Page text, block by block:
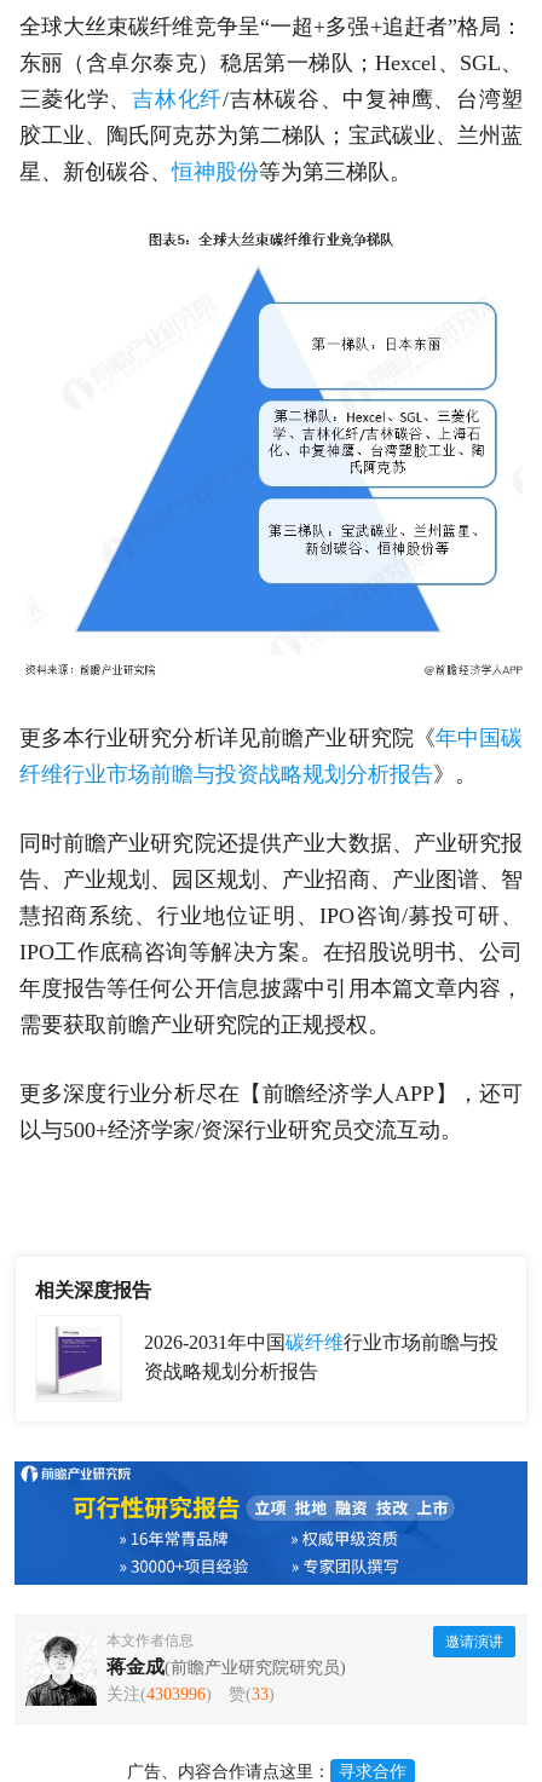
全球大丝束碳纤维竞争呈“一超+多强+追赶者”格局：
东丽（含卓尔泰克）稳居第一梯队；Hexcel、SGL、
三菱化学、吉林化纤/吉林碳谷、中复神鹰、台湾塑
胶工业、陶氏阿克苏为第二梯队；宝武碳业、兰州蓝
星、新创碳谷、恒神股份等为第三梯队。
更多本行业研究分析详见前瞻产业研究院《年中国碳
纤维行业市场前瞻与投资战略规划分析报告》。
同时前瞻产业研究院还提供产业大数据、产业研究报
告、产业规划、园区规划、产业招商、产业图谱、智
慧招商系统、行业地位证明、IPO咨询/募投可研、
IPO工作底稿咨询等解决方案。在招股说明书、公司
年度报告等任何公开信息披露中引用本篇文章内容，
需要获取前瞻产业研究院的正规授权。
更多深度行业分析尽在【前瞻经济学人APP】，还可
以与500+经济学家/资深行业研究员交流互动。
相关深度报告
2026-2031年中国碳纤维行业市场前瞻与投
资战略规划分析报告
本文作者信息
蒋金成(前瞻产业研究院研究员)
关注(4303996) 赞(33)
邀请演讲
广告、内容合作请点这里： 寻求合作